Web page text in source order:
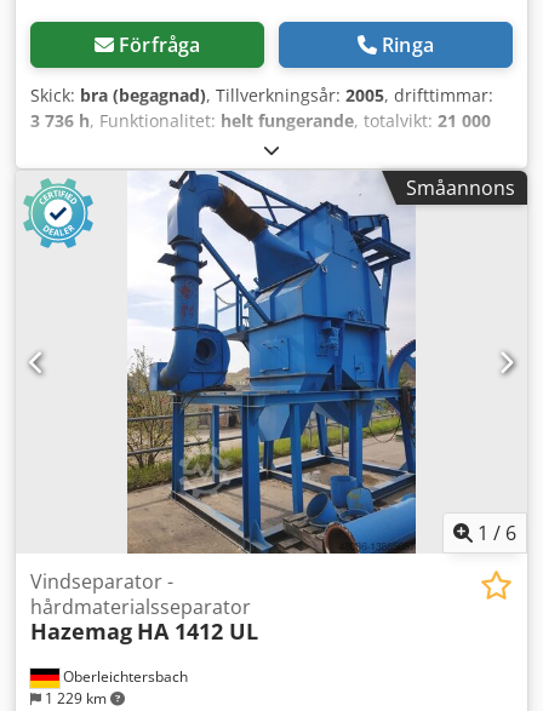
Förfråga Ringa
Skick: bra (begagnad), Tillverkningsår: 2005, drifttimmar:
3 736 h, Funktionalitet: helt fungerande, totalvikt: 21 000
, Till salu: Westeria Windzifter. Typ: WS Raupe
Crsdpfxjzbk U Te Af Uof Drifttimmar: 3736 I gott
fungerande skick. Tillverkningsår: 2005. Fullt mobil på bra
band. Inklusive generator. Klar för användning. Sökord:
Återvinning, sortering, avfall, sikt, windsifter, sikt, sålla,
vindavskiljare, band, generator, aggregat, grupp, larvband,
Småannons
1 / 6
Oberleichtersbach
1 229 km
Vindseparator -
hårdmaterialsseparator
Hazemag HA 1412 UL